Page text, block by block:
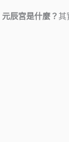
元辰宮是什麼？ 其